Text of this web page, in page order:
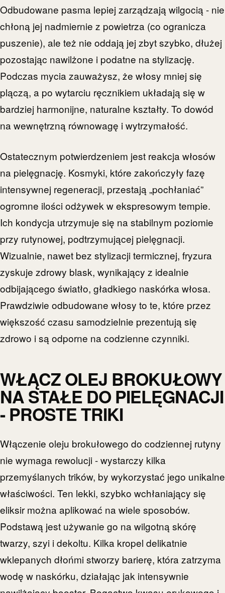
Odbudowane pasma lepiej zarządzają wilgocią - nie
chłoną jej nadmiernie z powietrza (co ogranicza
puszenie), ale też nie oddają jej zbyt szybko, dłużej
pozostając nawilżone i podatne na stylizację.
Podczas mycia zauważysz, że włosy mniej się
plączą, a po wytarciu ręcznikiem układają się w
bardziej harmonijne, naturalne kształty. To dowód
na wewnętrzną równowagę i wytrzymałość.
Ostatecznym potwierdzeniem jest reakcja włosów
na pielęgnację. Kosmyki, które zakończyły fazę
intensywnej regeneracji, przestają „pochłaniać”
ogromne ilości odżywek w ekspresowym tempie.
Ich kondycja utrzymuje się na stabilnym poziomie
przy rutynowej, podtrzymującej pielęgnacji.
Wizualnie, nawet bez stylizacji termicznej, fryzura
zyskuje zdrowy blask, wynikający z idealnie
odbijającego światło, gładkiego naskórka włosa.
Prawdziwie odbudowane włosy to te, które przez
większość czasu samodzielnie prezentują się
zdrowo i są odporne na codzienne czynniki.
WŁĄCZ OLEJ BROKUŁOWY
NA STAŁE DO PIELĘGNACJI
- PROSTE TRIKI
Włączenie oleju brokułowego do codziennej rutyny
nie wymaga rewolucji - wystarczy kilka
przemyślanych trików, by wykorzystać jego unikalne
właściwości. Ten lekki, szybko wchłaniający się
eliksir można aplikować na wiele sposobów.
Podstawą jest używanie go na wilgotną skórę
twarzy, szyi i dekoltu. Kilka kropel delikatnie
wklepanych dłońmi stworzy barierę, która zatrzyma
wodę w naskórku, działając jak intensywnie